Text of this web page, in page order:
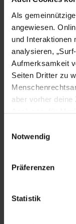
Als
angewiesen.
und Interaktionen
analysieren,
Aufmerksamkeit
Seiten Dritter zu
aber vorher
Analysen, für
wieder ändern.
Notwendig
Präferenzen
Statistik
Weitere
Themen
Wirtschaftliche,
Teile diesen